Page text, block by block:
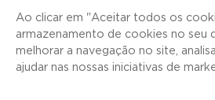
Desde300 €/
MAIS
Ao clicar em "Aceitar todos os
armazenamento de cookies no seu
melhorar a navegação no site,
ajudar nas nossas iniciativas de